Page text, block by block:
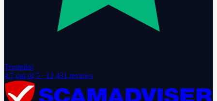
Trustpilot
4.7 out of 5 · 12,431 reviews